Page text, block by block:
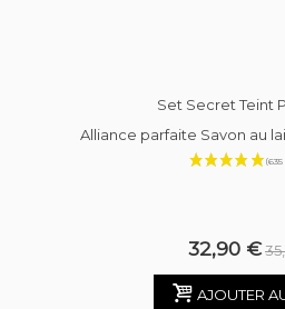
Set Secret Teint
Alliance parfaite Savon au
32,90 €
AJOUTER